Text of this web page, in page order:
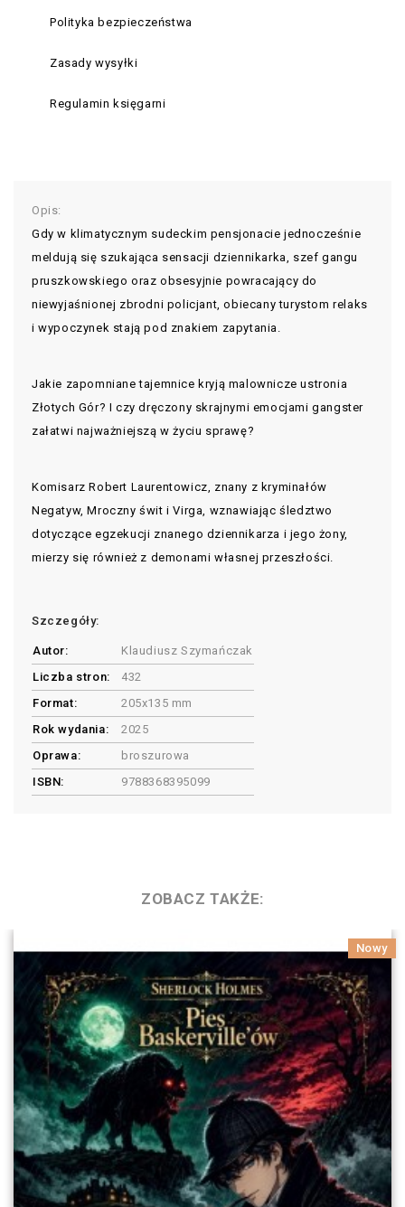
Polityka bezpieczeństwa
Zasady wysyłki
Regulamin księgarni
Opis:
Gdy w klimatycznym sudeckim pensjonacie jednocześnie
meldują się szukająca sensacji dziennikarka, szef gangu
pruszkowskiego oraz obsesyjnie powracający do
niewyjaśnionej zbrodni policjant, obiecany turystom relaks
i wypoczynek stają pod znakiem zapytania.
Jakie zapomniane tajemnice kryją malownicze ustronia
Złotych Gór? I czy dręczony skrajnymi emocjami gangster
załatwi najważniejszą w życiu sprawę?
Komisarz Robert Laurentowicz, znany z kryminałów
Negatyw, Mroczny świt i Virga, wznawiając śledztwo
dotyczące egzekucji znanego dziennikarza i jego żony,
mierzy się również z demonami własnej przeszłości.
Szczegóły:
Autor:
Klaudiusz Szymańczak
Liczba stron:
432
Format:
205x135 mm
Rok wydania:
2025
Oprawa:
broszurowa
ISBN:
9788368395099
ZOBACZ TAKŻE:
Nowy